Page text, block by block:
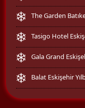
The Garden
Tasigo Hotel
Gala Grand
Balat Eskişehir